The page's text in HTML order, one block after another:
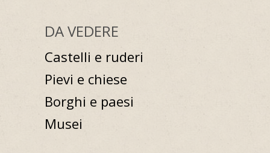
DA VEDERE
Castelli e ruderi
Pievi e chiese
Borghi e paesi
Musei